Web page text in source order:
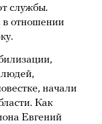
службы.
в отношении
людей,
начали
Как
Евгений